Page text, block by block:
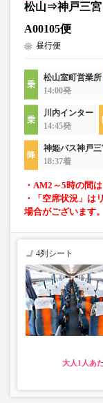
松山⇒神戸三宮
A00105便
昼行便
松山室町営業所
14:00発
川内インター
14:45発
神姫バス神戸三
18:37着
・AM2～5時の間
・「空席状況」は
場合がございます。
4列シート
大人